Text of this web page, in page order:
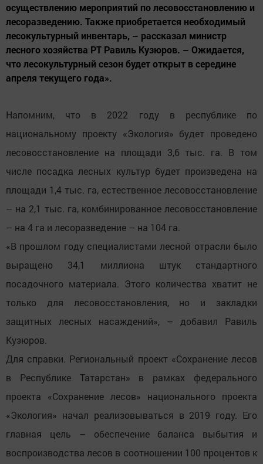
осуществлению мероприятий по лесовосстановлению и
лесоразведению. Также приобретается необходимый
лесокультурный инвентарь, – рассказал министр
лесного хозяйства РТ Равиль Кузюров. – Ожидается,
что лесокультурный сезон будет открыт в середине
апреля текущего года».
Напомним, что в 2022 году в республике по
национальному проекту «Экология» будет проведено
лесовосстановление на площади 3,6 тыс. га. В том
числе посадка лесных культур будет произведена на
площади 1,4 тыс. га, естественное лесовосстановление
– на 2,1 тыс. га, комбинированное лесовосстановление
– на 4 га и лесоразведение – на 104 га.
«В прошлом году специалистами лесной отрасли было
выращено 34,1 миллиона штук стандартного
посадочного материала. Этого количества хватит не
только для лесовосстановления, но и закладки
защитных лесных насаждений», – добавил Равиль
Кузюров.
Для справки. Региональный проект «Сохранение лесов
в Республике Татарстан» в рамках федерального
проекта «Сохранение лесов» национального проекта
«Экология» начал реализовываться в 2019 году. Его
главная цель – обеспечение баланса выбытия и
воспроизводства лесов в соотношении 100 процентов к